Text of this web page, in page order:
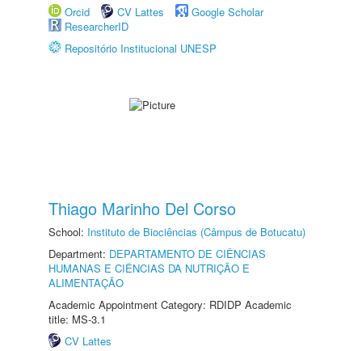
Orcid
CV Lattes
Google Scholar
ResearcherID
Repositório Institucional UNESP
Thiago Marinho Del Corso
School: Instituto de Biociências (Câmpus de Botucatu)
Department: DEPARTAMENTO DE CIÊNCIAS
HUMANAS E CIÊNCIAS DA NUTRIÇÃO E
ALIMENTAÇÃO
Academic Appointment Category: RDIDP Academic
title: MS-3.1
CV Lattes